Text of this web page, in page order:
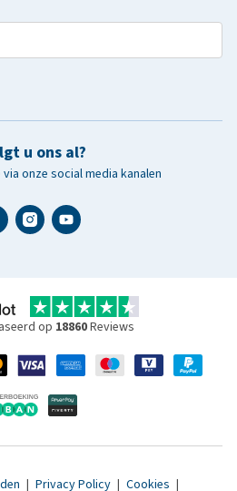
u ons al?
onze social media kanalen
op 18860Reviews
| Privacy Policy | Cookies |